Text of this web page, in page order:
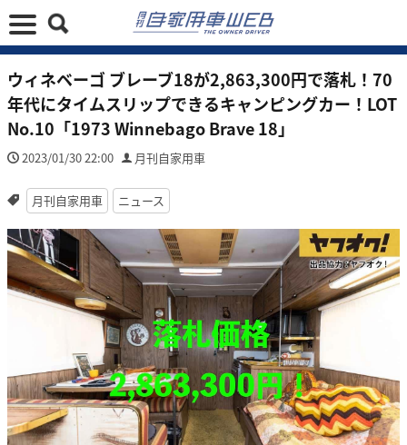
ウィネベーゴ ブレーブ18が2,863,300円で落札！70
年代にタイムスリップできるキャンピングカー！LOT
No.10「1973 Winnebago Brave 18」
2023/01/30 22:00 月刊自家用車
月刊自家用車 ニュース